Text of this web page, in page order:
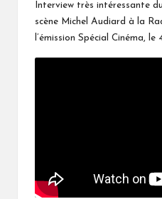
Interview très intéressante
scène Michel Audiard à la
l’émission Spécial Cinéma, le